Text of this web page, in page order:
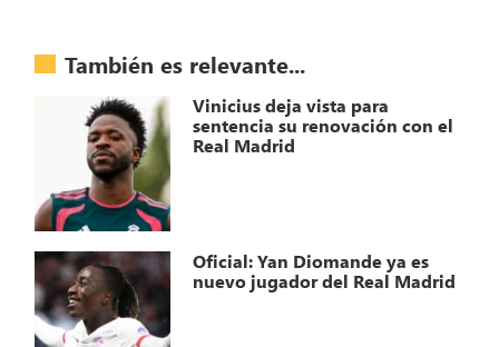
También es relevante...
Vinicius deja vista para
sentencia su renovación con el
Real Madrid
Oficial: Yan Diomande ya es
nuevo jugador del Real Madrid